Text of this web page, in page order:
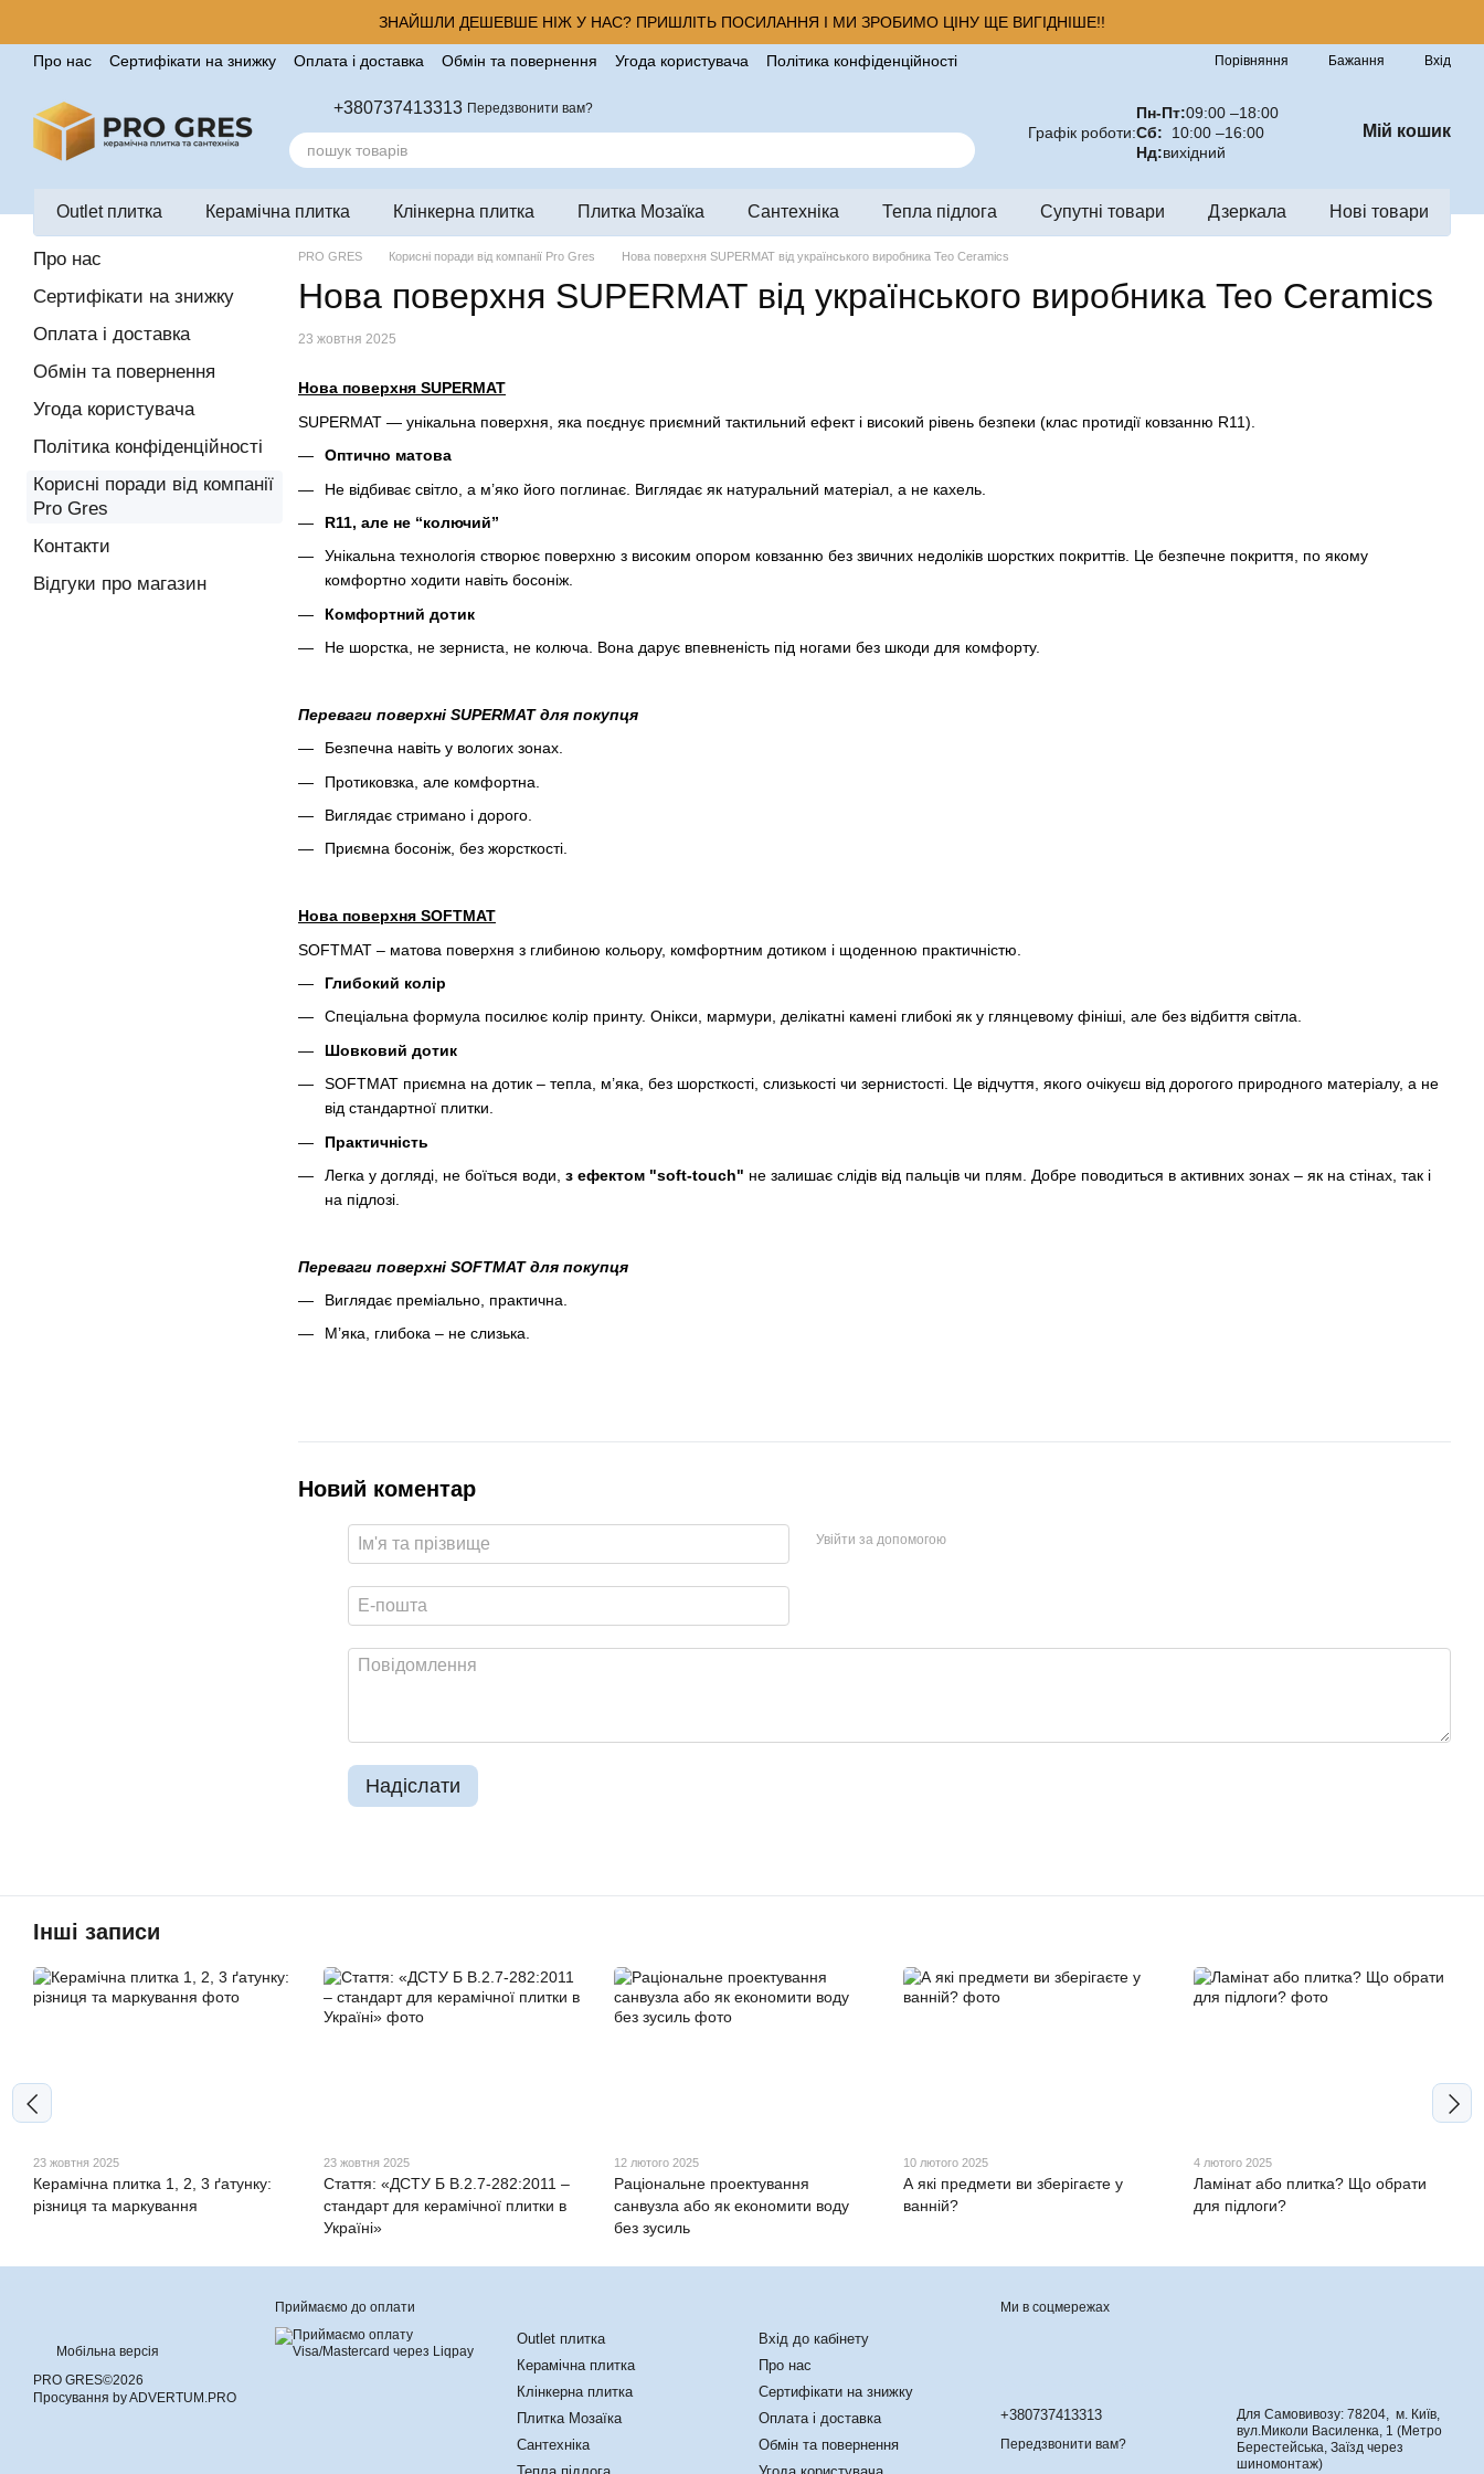
ЗНАЙШЛИ ДЕШЕВШЕ НІЖ У НАС? ПРИШЛІТЬ ПОСИЛАННЯ І МИ ЗРОБИМО ЦІНУ ЩЕ ВИГІДНІШЕ!!
Про нас Сертифікати на знижку Оплата і доставка Обмін та повернення Угода користувача
Політика конфіденційності
Порівняння Бажання Вхід
+380737413313 Передзвонити вам?
Графік роботи:
Пн-Пт:09:00 –18:00
Сб: 10:00 –16:00
Нд:вихідний
Мій кошик
Outlet плитка Керамічна плитка Клінкерна плитка Плитка Мозаїка Сантехніка Тепла підлога Супутні товари Дзеркала Нові товари
PRO GRES Корисні поради від компанії Pro Gres Нова поверхня SUPERMAT від українського виробника Teo Ceramics
Нова поверхня SUPERMAT від українського виробника Teo Ceramics
23 жовтня 2025
Нова поверхня SUPERMAT
SUPERMAT — унікальна поверхня, яка поєднує приємний тактильний ефект і високий рівень безпеки (клас протидії ковзанню R11).
Оптично матова
Не відбиває світло, а м’яко його поглинає. Виглядає як натуральний матеріал, а не кахель.
R11, але не “колючий”
Унікальна технологія створює поверхню з високим опором ковзанню без звичних недоліків шорстких покриттів. Це безпечне покриття, по якому
комфортно ходити навіть босоніж.
Комфортний дотик
Не шорстка, не зерниста, не колюча. Вона дарує впевненість під ногами без шкоди для комфорту.
Переваги поверхні SUPERMATдля покупця
Безпечна навіть у вологих зонах.
Протиковзка, але комфортна.
Виглядає стримано і дорого.
Приємна босоніж, без жорсткості.
Нова поверхня SOFTMAT
SOFTMAT – матова поверхня з глибиною кольору, комфортним дотиком і щоденною практичністю.
Глибокий колір
Спеціальна формула посилює колір принту. Онікси, мармури, делікатні камені глибокі як у глянцевому фініші, але без відбиття світла.
Шовковий дотик
SOFTMAT приємна на дотик – тепла, м’яка, без шорсткості, слизькості чи зернистості. Це відчуття, якого очікуєш від дорогого природного матеріалу, а не
від стандартної плитки.
Практичність
Легка у догляді, не боїться води, з ефектом "soft-touch" не залишає слідів від пальців чи плям. Добре поводиться в активних зонах – як на стінах, так і
на підлозі.
Переваги поверхні SOFTMATдля покупця
Виглядає преміально, практична.
М’яка, глибока – не слизька.
Новий коментар
Увійти за допомогою
Надіслати
Про нас
Сертифікати на знижку
Оплата і доставка
Обмін та повернення
Угода користувача
Політика конфіденційності
Корисні поради від компанії
Pro Gres
Контакти
Відгуки про магазин
Інші записи
23 жовтня 2025
Керамічна плитка 1, 2, 3 ґатунку:
різниця та маркування
23 жовтня 2025
Стаття: «ДСТУ Б В.2.7‑282:2011 –
стандарт для керамічної плитки в
Україні»
12 лютого 2025
Раціональне проектування
санвузла або як економити воду
без зусиль
10 лютого 2025
А які предмети ви зберігаєте у
ванній?
4 лютого 2025
Ламінат або плитка? Що обрати
для підлоги?
Мобільна версія
PRO GRES©2026
Просування by ADVERTUM.PRO
Приймаємо до оплати
Outlet плитка
Керамічна плитка
Клінкерна плитка
Плитка Мозаїка
Сантехніка
Вхід до кабінету
Про нас
Сертифікати на знижку
Оплата і доставка
Обмін та повернення
Ми в соцмережах
+380737413313
Передзвонити вам?
Для Самовивозу: 78204, м. Київ,
вул.Миколи Василенка, 1 (Метро
Берестейська, Заїзд через
шиномонтаж)